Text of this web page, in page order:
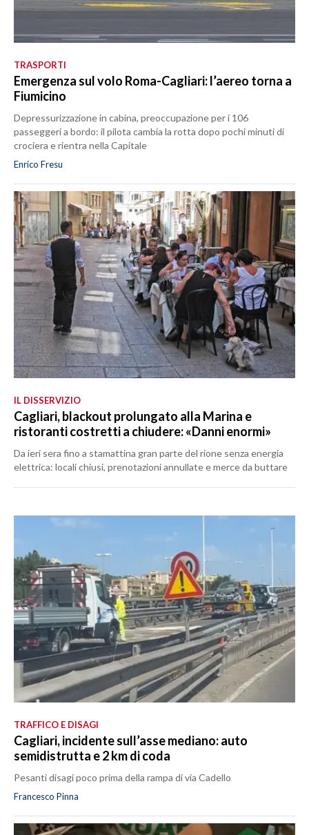
TRASPORTI
Emergenza sul volo Roma-Cagliari: l’aereo torna a
Fiumicino
Depressurizzazione in cabina, preoccupazione per i 106
passeggeri a bordo: il pilota cambia la rotta dopo pochi minuti di
crociera e rientra nella Capitale
Enrico Fresu
IL DISSERVIZIO
Cagliari, blackout prolungato alla Marina e
ristoranti costretti a chiudere: «Danni enormi»
Da ieri sera fino a stamattina gran parte del rione senza energia
elettrica: locali chiusi, prenotazioni annullate e merce da buttare
TRAFFICO E DISAGI
Cagliari, incidente sull’asse mediano: auto
semidistrutta e 2 km di coda
Pesanti disagi poco prima della rampa di via Cadello
Francesco Pinna